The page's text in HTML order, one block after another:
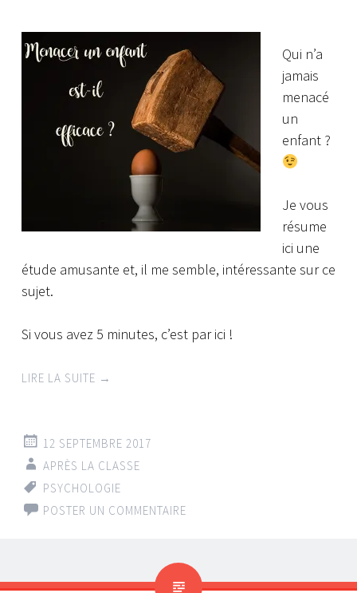
Qui n’a
jamais
menacé
un
enfant ?
Je vous
résume
ici une
étude amusante et, il me semble, intéressante sur ce
sujet.
Si vous avez 5 minutes, c’est par ici !
LIRE LA SUITE →
12 SEPTEMBRE 2017
APRÈS LA CLASSE
PSYCHOLOGIE
POSTER UN COMMENTAIRE